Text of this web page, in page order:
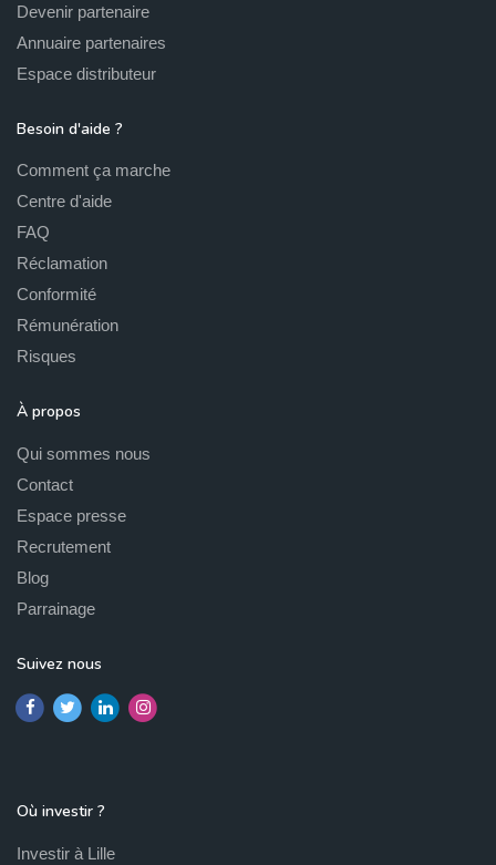
Devenir partenaire
Annuaire partenaires
Espace distributeur
Besoin d'aide ?
Comment ça marche
Centre d'aide
FAQ
Réclamation
Conformité
Rémunération
Risques
À propos
Qui sommes nous
Contact
Espace presse
Recrutement
Blog
Parrainage
Suivez nous
Où investir ?
Investir à Lille